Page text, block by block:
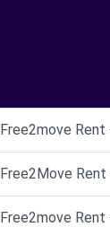
Free2move Rent
Free2Move Rent
Free2move Rent